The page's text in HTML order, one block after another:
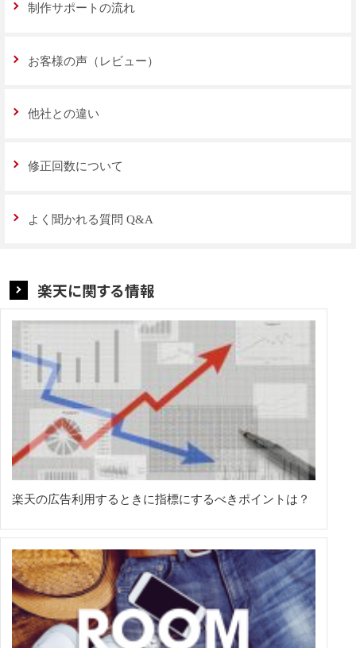
制作サポートの流れ
お客様の声（レビュー）
他社との違い
修正回数について
よく聞かれる質問 Q&A
楽天に関する情報
楽天の広告利用するときに指標にするべきポイントは？